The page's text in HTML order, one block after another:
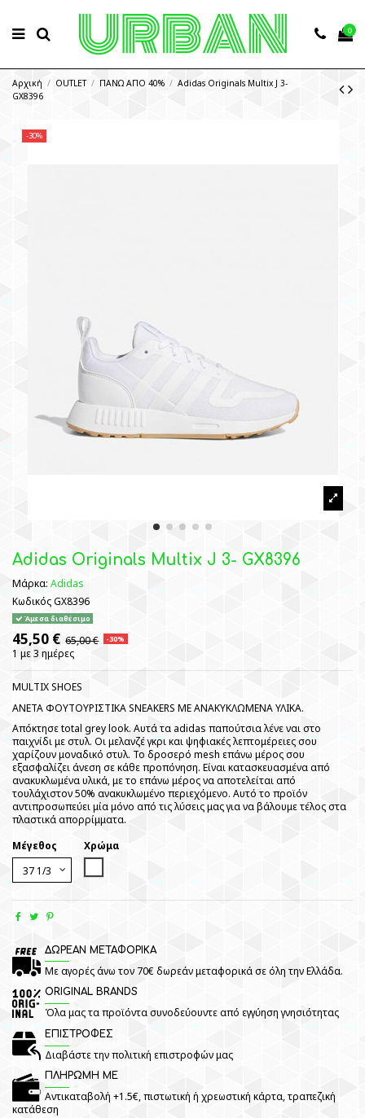
0
Αρχική OUTLET ΠΑΝΩ ΑΠΟ 40%
Adidas Originals Multix J 3-
GX8396
-30%
Adidas Originals Multix J 3- GX8396
Μάρκα: Adidas
ΚωδικόςGX8396
Άμεσα διαθέσιμο
45,50 € 65,00 € -30%
1 με 3 ημέρες
MULTIX SHOES
ΑΝΕΤΑ ΦΟΥΤΟΥΡΙΣΤΙΚΑ SNEAKERS ΜΕ ΑΝΑΚΥΚΛΩΜΕΝΑ ΥΛΙΚΑ.
Απόκτησε total grey look. Αυτά τα adidas παπούτσια λένε ναι στο
παιχνίδι με στυλ. Οι μελανζέ γκρι και ψηφιακές λεπτομέρειες σου
χαρίζουν μοναδικό στυλ. Το δροσερό mesh επάνω μέρος σου
εξασφαλίζει άνεση σε κάθε προπόνηση. Είναι κατασκευασμένα από
ανακυκλωμένα υλικά, με το επάνω μέρος να αποτελείται από
τουλάχιστον 50% ανακυκλωμένο περιεχόμενο. Αυτό το προϊόν
αντιπροσωπεύει μία μόνο από τις λύσεις μας για να βάλουμε τέλος στα
πλαστικά απορρίμματα.
Μέγεθος
Χρώμα
ΔΩΡΕΑΝ ΜΕΤΑΦΟΡΙΚΑ
Με αγορές άνω τον 70€ δωρεάν μεταφορικά σε όλη την Ελλάδα.
ORIGINAL BRANDS
Όλα μας τα προϊόντα συνοδεύουντε από εγγύηση γνησιότητας
ΕΠΙΣΤΡΟΦΕΣ
Διαβάστε την πολιτική επιστροφών μας
ΠΛΗΡΩΜΗ ΜΕ
Αντικαταβολή +1.5€, πιστωτική ή χρεωστική κάρτα, τραπεζική
κατάθεση